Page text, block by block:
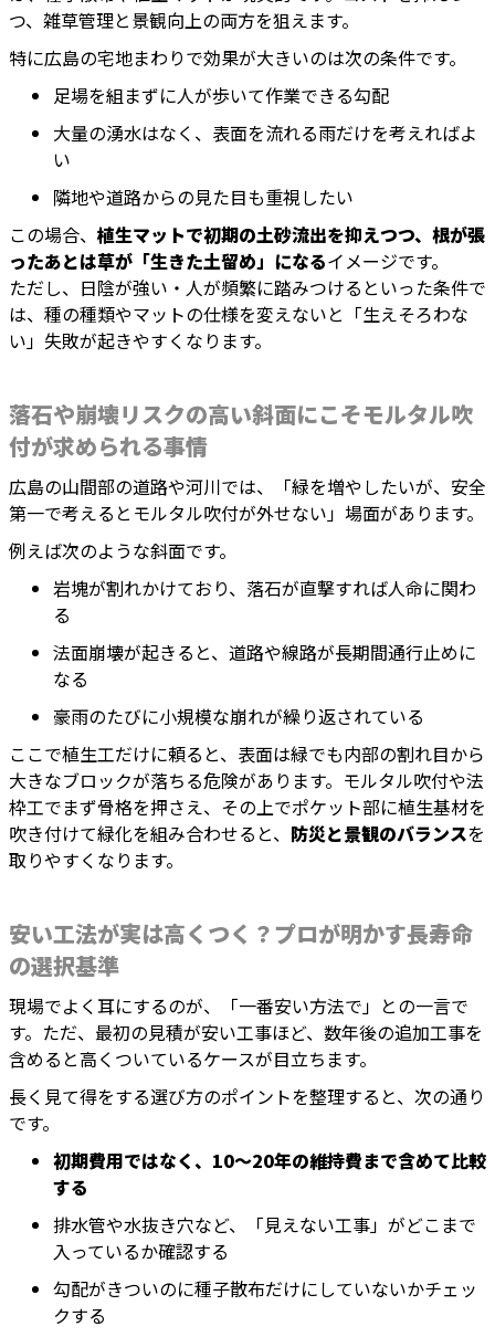
つ、雑草管理と景観向上の両方を狙えます。
特に広島の宅地まわりで効果が大きいのは次の条件です。
足場を組まずに人が歩いて作業できる勾配
大量の湧水はなく、表面を流れる雨だけを考えればよ
い
隣地や道路からの見た目も重視したい
この場合、 植生マットで初期の土砂流出を抑えつつ、根が張
ったあとは草が「生きた土留め」になるイメージです。
ただし、日陰が強い・人が頻繁に踏みつけるといった条件で
は、種の種類やマットの仕様を変えないと「生えそろわな
い」失敗が起きやすくなります。
落石や崩壊リスクの高い斜面にこそモルタル吹
付が求められる事情
広島の山間部の道路や河川では、「緑を増やしたいが、安全
第一で考えるとモルタル吹付が外せない」場面があります。
例えば次のような斜面です。
岩塊が割れかけており、落石が直撃すれば人命に関わ
る
法面崩壊が起きると、道路や線路が長期間通行止めに
なる
豪雨のたびに小規模な崩れが繰り返されている
ここで植生工だけに頼ると、表面は緑でも内部の割れ目から
大きなブロックが落ちる危険があります。モルタル吹付や法
枠工でまず骨格を押さえ、その上でポケット部に植生基材を
吹き付けて緑化を組み合わせると、 防災と景観のバランスを
取りやすくなります。
安い工法が実は高くつく？プロが明かす長寿命
の選択基準
現場でよく耳にするのが、「一番安い方法で」との一言で
す。ただ、最初の見積が安い工事ほど、数年後の追加工事を
含めると高くついているケースが目立ちます。
長く見て得をする選び方のポイントを整理すると、次の通り
です。
初期費用ではなく、10～20年の維持費まで含めて比較
する
排水管や水抜き穴など、「見えない工事」がどこまで
入っているか確認する
勾配がきついのに種子散布だけにしていないかチェッ
クする